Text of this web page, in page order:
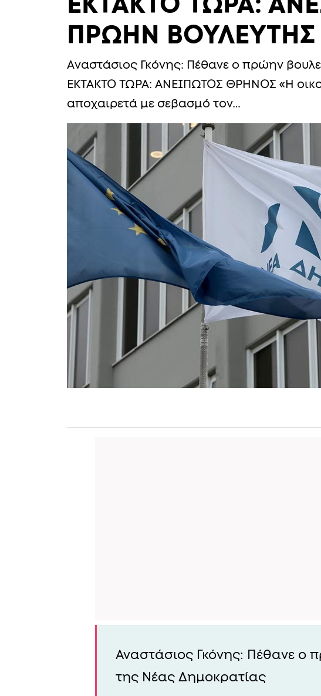
ΕΚΤΑΚΤΟ ΤΩΡΑ:
ΠΡΩΗΝ
Αναστάσιος Γκόνης: Πέθανε ο πρώην
ΕΚΤΑΚΤΟ ΤΩΡΑ: ΑΝΕΙΠΩΤΟΣ ΘΡΗΝΟΣ «Η
αποχαιρετά με σεβασμό τον…
Αναστάσιος Γκόνης: Πέθανε ο
της Νέας Δημοκρατίας